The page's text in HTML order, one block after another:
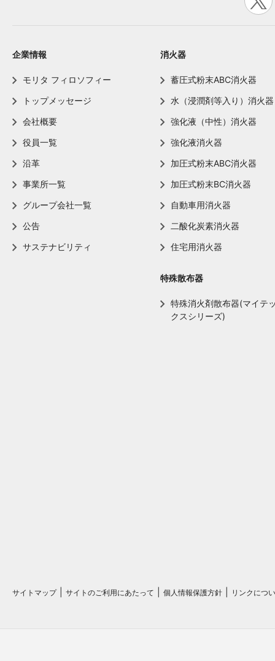
企業情報
モリタ フィロソフィー
トップメッセージ
会社概要
役員一覧
沿革
事業所一覧
グループ会社一覧
公告
サステナビリティ
消火器
蓄圧式粉末ABC消火器
水（浸潤剤等入り）消火器
強化液（中性）消火器
強化液消火器
加圧式粉末ABC消火器
加圧式粉末BC消火器
自動車用消火器
二酸化炭素消火器
住宅用消火器
特殊散布器
特殊消火剤散布器(マイテ
クスシリーズ)
サイトマップ サイトのご利用にあたって 個人情報保護方針 リンクにつ